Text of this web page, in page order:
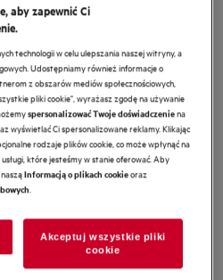
8000
do podgrzewania talerzy i wyrastania
zapewni idealną temperaturę
i intuicyjnie obsługiwać sprzęt.
aby zapewnić Ci
technologii w celu ulepszania naszej witryny, a
Udostępniamy również informacje o
z obszarów mediów społecznościowych,
pliki cookie", wyrażasz zgodę na używanie
spersonalizować Twoje doświadczeniena
wyświetlać Ci spersonalizowane reklamy. Klikając
rodzaje plików cookie, co może wpłynąć na
które jesteśmy w stanie oferować. Aby
nasząInformacją o plikach cookieoraz
.
Akceptuj wszystkie pliki
cookie